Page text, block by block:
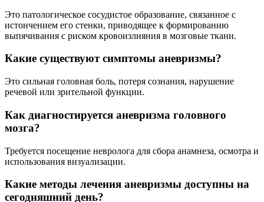
Это патологическое сосудистое образование, связанное с
истончением его стенки, приводящее к формированию
выпячивания с риском кровоизлияния в мозговые ткани.
Какие существуют симптомы аневризмы?
Это сильная головная боль, потеря сознания, нарушение
речевой или зрительной функции.
Как диагностируется аневризма головного
мозга?
Требуется посещение невролога для сбора анамнеза, осмотра и
использования визуализации.
Какие методы лечения аневризмы доступны на
сегодняшний день?